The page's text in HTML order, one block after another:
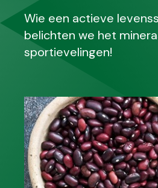
Wie een actieve
belichten we het
sportievelingen!